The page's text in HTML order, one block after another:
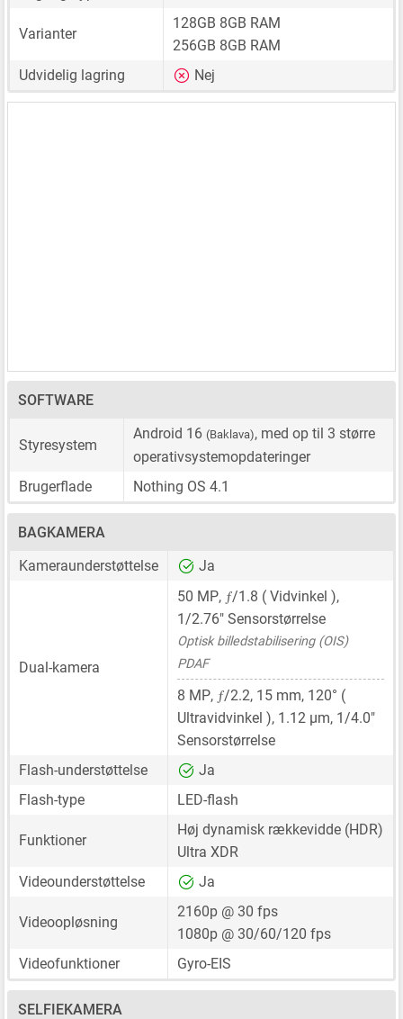
Varianter
128GB 8GB RAM
256GB 8GB RAM
Udvidelig lagring
Nej
SOFTWARE
Styresystem
Android 16 (Baklava), med op til 3 større
operativsystemopdateringer
Brugerflade
Nothing OS 4.1
BAGKAMERA
Kameraunderstøttelse
Ja
Dual-kamera
50 MP, ƒ/1.8 ( Vidvinkel ),
1/2.76" Sensorstørrelse
Optisk billedstabilisering (OIS)
PDAF
8 MP, ƒ/2.2, 15 mm, 120° (
Ultravidvinkel ), 1.12 μm, 1/4.0"
Sensorstørrelse
Flash-understøttelse
Ja
Flash-type
LED-flash
Funktioner
Høj dynamisk rækkevidde (HDR)
Ultra XDR
Videounderstøttelse
Ja
Videoopløsning
2160p @ 30 fps
1080p @ 30/60/120 fps
Videofunktioner
Gyro-EIS
SELFIEKAMERA